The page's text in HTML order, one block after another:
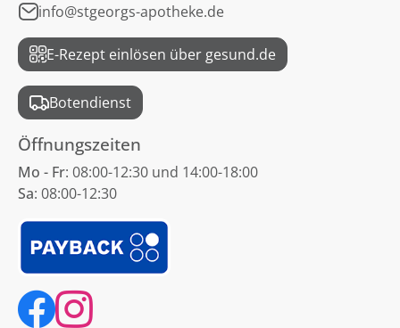
info@stgeorgs-apotheke.de
E-Rezept einlösen über gesund.de
Botendienst
Öffnungszeiten
Mo - Fr: 08:00-12:30 und 14:00-18:00
Sa: 08:00-12:30